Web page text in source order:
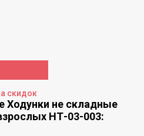
скидок
Ходунки не складные
НТ-03-003: